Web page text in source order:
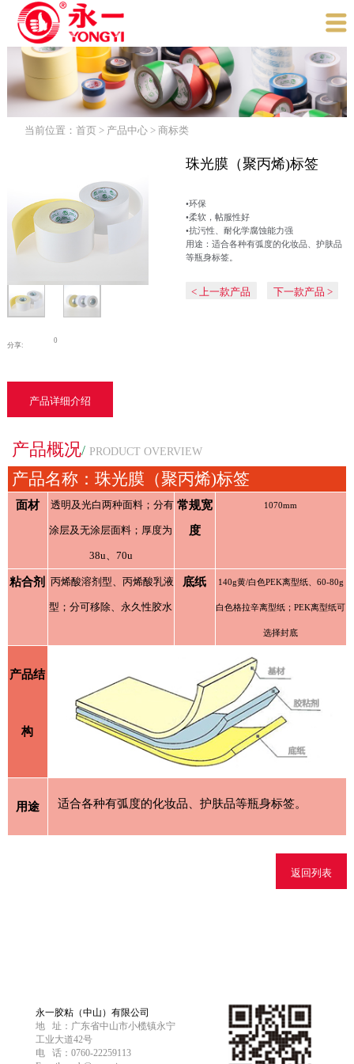

当前位置：首页 > 产品中心 >商标类
珠光膜（聚丙烯)标签
•环保
•柔软，帖服性好
•抗污性、耐化学腐蚀能力强
用途：适合各种有弧度的化妆品、护肤品
等瓶身标签。
< 上一款产品 下一款产品 >
分享:
0
产品详细介绍
产品概况/ PRODUCT OVERVIEW
产品名称：珠光膜（聚丙烯)标签
面材 透明及光白两种面料；分有
涂层及无涂层面料；厚度为
38u、70u
常规宽
度
1070mm
粘合剂 丙烯酸溶剂型、丙烯酸乳液
型；分可移除、永久性胶水
底纸 140g黄/白色PEK离型纸、60-80g
白色格拉辛离型纸；PEK离型纸可
选择封底
产品结
构
用途 适合各种有弧度的化妆品、护肤品等瓶身标签。
返回列表
永一胶粘（中山）有限公司
地 址：广东省中山市小榄镇永宁
工业大道42号
电 话：0760-22259113